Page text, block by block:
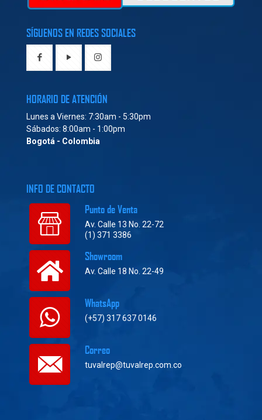
SÍGUENOS EN REDES SOCIALES
HORARIO DE ATENCIÓN
Lunes a Viernes: 7:30am - 5:30pm
Sábados: 8:00am - 1:00pm
Bogotá - Colombia
INFO DE CONTACTO
Punto de Venta
Av. Calle 13 No. 22-72
(1) 371 3386
Showroom
Av. Calle 18 No. 22-49
WhatsApp
(+57) 317 637 0146
Correo
tuvalrep@tuvalrep.com.co